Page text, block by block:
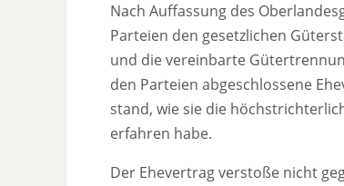
Nach Auffassung des
Parteien den gesetzlichen
und die vereinbarte
den Parteien abgeschlossene
stand, wie sie die
erfahren habe.
Der Ehevertrag verstoße nicht